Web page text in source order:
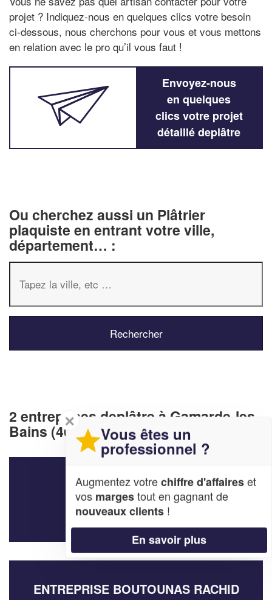
projet ? Indiquez-nous en quelques clics votre besoin
ci-dessous, nous cherchons pour vous et vous mettons
en relation avec le pro qu’il vous faut !
Envoyez-nous
en quelques
clics votre projet
détaillé deplâtre
Ou cherchez aussi un Plâtrier
plaquiste en entrant votre ville,
département… :
2 entreprises deplâtre à Gamarde-les-
Bains (40380)
SOCIÉTÉ LABY ARIEL
1021 Route Du Marensin
40380 Gamarde-les-Bains
ENTREPRISE BOUTOUNAS RACHID
✕
Vous êtes un
professionnel ?
Augmentez votrechiffre d'affaireset
vos margestout en gagnant de
nouveaux clients !
En savoir plus